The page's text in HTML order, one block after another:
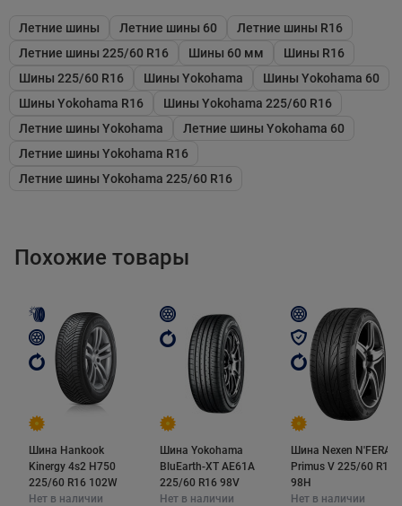
высокой стойкостью к износу и долговечностью.
Повышенная жёсткость центральных рёбер и
плечевин модели способствует улучшению
управляемости и предупреждает неравномерный
износ. Основные окружные канавки при помощи
дополнительных узких на внутренней части
протектора обеспечивают высокую
плечевой зоны обеспечивает превосходную
управляемость, устойчивость и сопротивление
неравномерному износу.
Tройное центральное ребро и 4 продольные
Три жестких центральных ребра
скоростях. Четыре продольные канавки
обеспечивают превосходное сцепление на
Летние шины Летние шины 60
Летние шины R16
Летние шины 225/60 R16
Шины 60 мм
Шины R16
Шины 225/60 R16
Шины Yokohama
Шины Yokohama 60
Шины Yokohama R16
Шины Yokohama 225/60 R16
Летние шины Yokohama
Летние шины Yokohama 60
Летние шины Yokohama R16
Летние шины Yokohama 225/60 R16
Похожие товары
Шина Hankook
Kinergy 4s2 H750
225/60 R16 102W
Нет в наличии
Шина Yokohama
BluEarth-XT AE61A
225/60 R16 98V
Нет в наличии
Шина Nexen N'FERA
Primus V 225/60 R16
98H
Нет в наличии